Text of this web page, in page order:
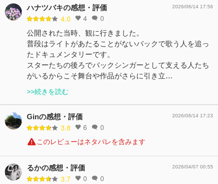
ハナツバキの感想・評価
4.0 4 0
2026/06/14 17:56
公開された当時、観に行きました。
普段はライトがあたることがないバックで歌う人を追っ
たドキュメンタリーです。
スターたちの後ろでバックシンガーとして支える人たち
がいるからこそ舞台や作品がさらに引き立…
>>続きを読む
Ginの感想・評価
3.8 6 0
2026/06/14 17:23
このレビューはネタバレを含みます
るかの感想・評価
3.7 0 0
2026/04/07 00:55